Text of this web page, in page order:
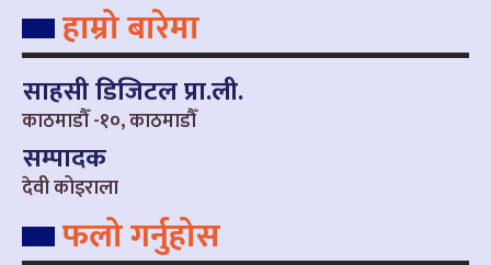
हाम्रो बारेमा
साहसी डिजिटल प्रा.ली.
काठमाडौँ -१०, काठमाडौँ
सम्पादक
देवी कोइराला
फलो गर्नुहोस